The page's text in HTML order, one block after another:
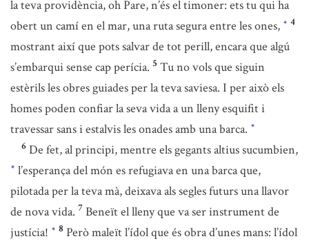
la teva providència, oh Pare, n’és el timoner: ets tu qui ha
obert un camí en el mar, una ruta segura entre les ones, * 4
mostrant així que pots salvar de tot perill, encara que algú
s’embarqui sense cap perícia. 5 Tu no vols que siguin
estèrils les obres guiades per la teva saviesa. I per això els
homes poden confiar la seva vida a un lleny esquifit i
travessar sans i estalvis les onades amb una barca. *
6 De fet, al principi, mentre els gegants altius sucumbien,
* l’esperança del món es refugiava en una barca que,
pilotada per la teva mà, deixava als segles futurs una llavor
de nova vida. 7 Beneït el lleny que va ser instrument de
justícia! * 8 Però maleït l’ídol que és obra d’unes mans: l’ídol